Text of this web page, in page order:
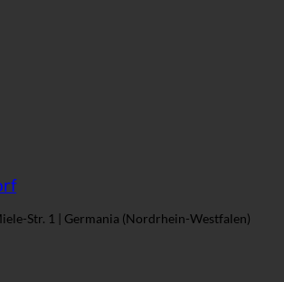
Str. 1 | Germania (Nordrhein-Westfalen)